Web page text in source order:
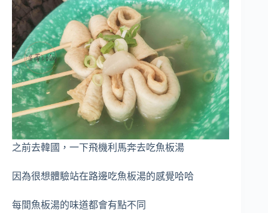
之前去韓國，一下飛機利馬奔去吃魚板湯
因為很想體驗站在路邊吃魚板湯的感覺哈哈
每間魚板湯的味道都會有點不同